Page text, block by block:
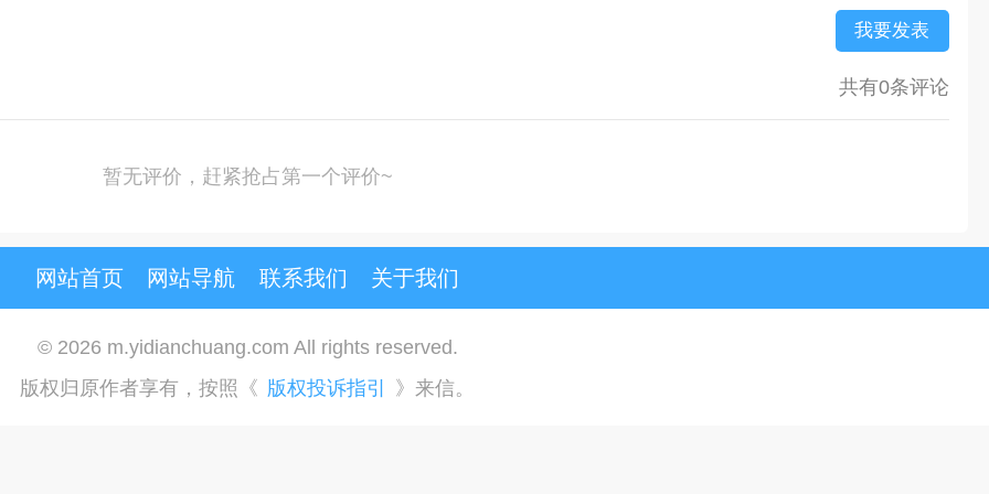
我要发表
共有0条评论
暂无评价，赶紧抢占第一个评价~
网站首页 网站导航 联系我们 关于我们
© 2026 m.yidianchuang.com All rights reserved.
版权归原作者享有，按照《 版权投诉指引 》来信。